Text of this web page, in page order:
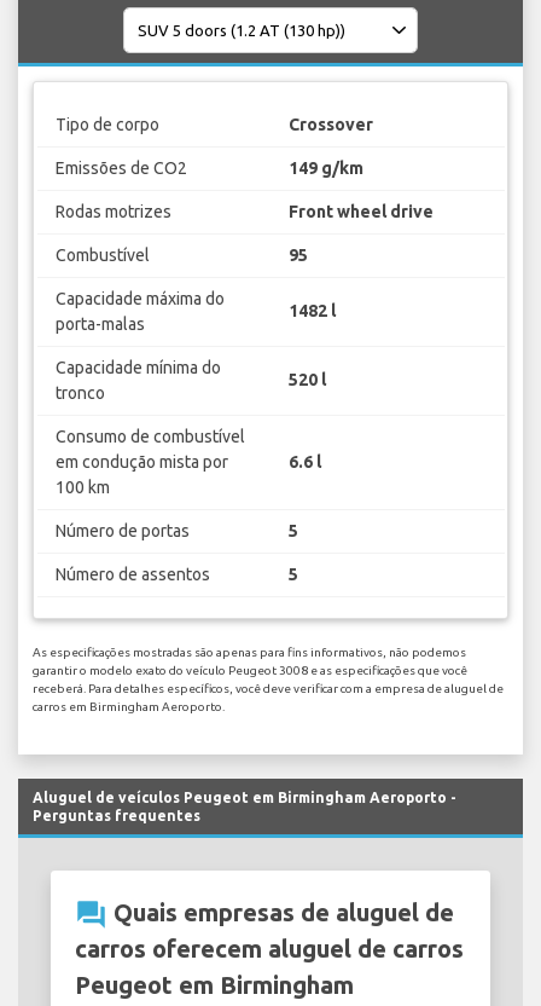
Tipo de corpo Crossover
Emissões de CO2 149 g/km
Rodas motrizes Front wheel drive
Combustível 95
Capacidade máxima do
porta-malas
1482 l
Capacidade mínima do
tronco
520 l
Consumo de combustível
em condução mista por
100 km
6.6 l
Número de portas 5
Número de assentos 5
As especificações mostradas são apenas para fins informativos, não podemos
garantir o modelo exato do veículo Peugeot 3008 e as especificações que você
receberá. Para detalhes específicos, você deve verificar com a empresa de aluguel de
carros em Birmingham Aeroporto.
Aluguel de veículos Peugeot em Birmingham Aeroporto -
Perguntas frequentes
question_answer Quais empresas de aluguel de
carros oferecem aluguel de carros
Peugeot em Birmingham